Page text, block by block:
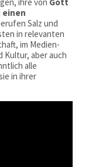
einen
Salz und
in relevanten
im Medien-
Kultur, aber auch
alle
in ihrer